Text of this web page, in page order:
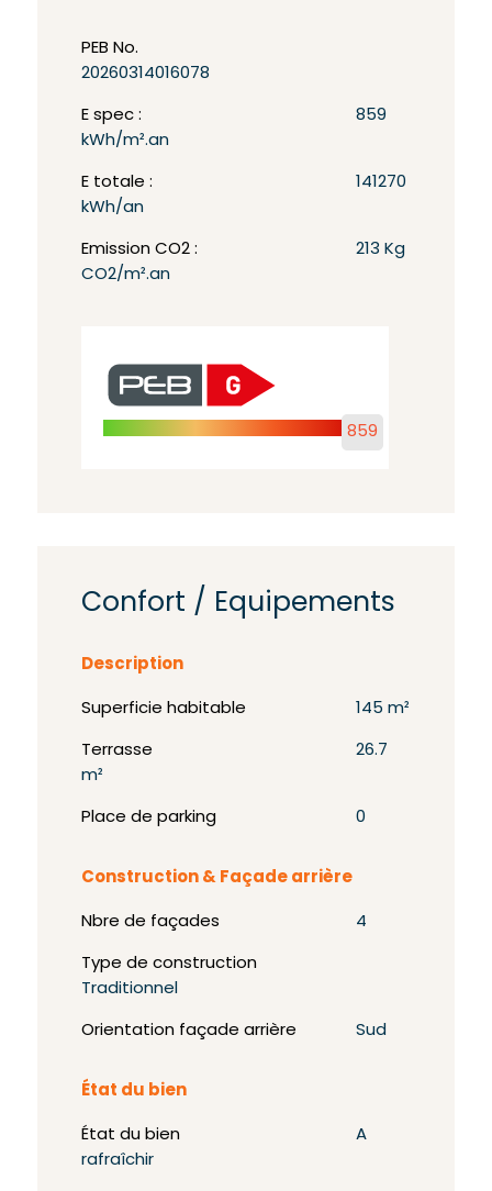
PEB No.
20260314016078
E spec :
859
kWh/m².an
E totale :
141270
kWh/an
Emission CO2 :
213 Kg
CO2/m².an
859
Confort / Equipements
Description
Superficie habitable 145 m²
Terrasse
26.7
m²
Place de parking 0
Construction & Façade arrière
Nbre de façades 4
Type de construction
Traditionnel
Orientation façade arrière Sud
État du bien
État du bien
A
rafraîchir